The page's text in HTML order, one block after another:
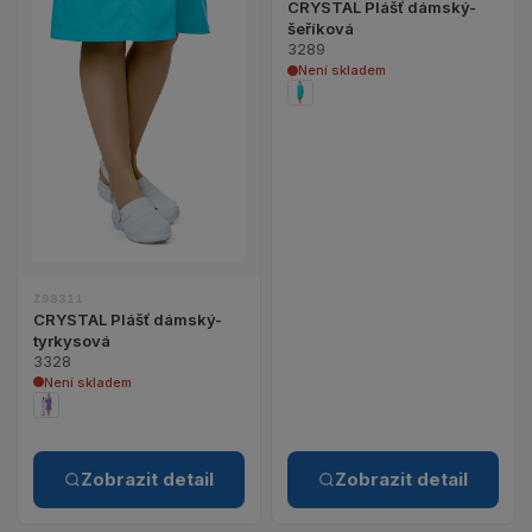
Z98311
CRYSTAL Plášť dámský-
tyrkysová
3328
Není skladem
Zobrazit detail
CRYSTAL Plášť dámský-
šeříková
3289
Není skladem
Zobrazit detail